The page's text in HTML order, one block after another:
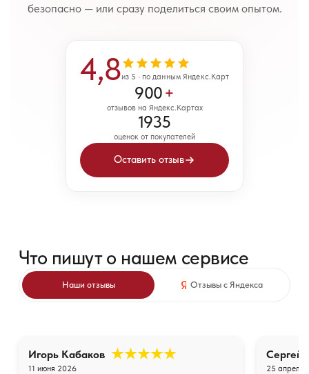
безопасно — или сразу поделиться своим опытом.
4,8из 5 · по данным Яндекс.Карт
900+
отзывов на Яндекс.Картах
1935
оценок от покупателей
Оставить отзыв
Что пишут о нашем сервисе
Наши отзывы Отзывы с Яндекса
Игорь Кабаков
11 июня 2026
Сергей
25 апреля